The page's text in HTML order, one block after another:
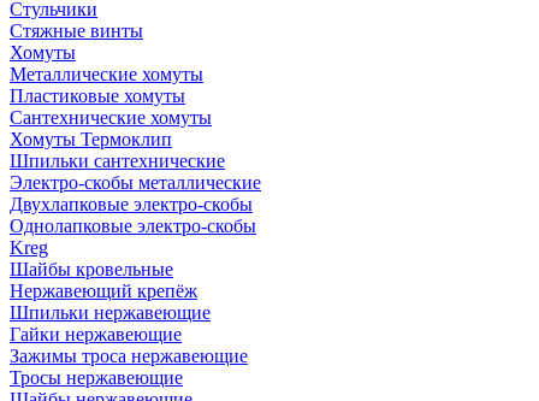
Стульчики
Стяжные винты
Хомуты
Металлические хомуты
Пластиковые хомуты
Сантехнические хомуты
Хомуты Термоклип
Шпильки сантехнические
Электро-скобы металлические
Двухлапковые электро-скобы
Однолапковые электро-скобы
Kreg
Шайбы кровельные
Нержавеющий крепёж
Шпильки нержавеющие
Гайки нержавеющие
Зажимы троса нержавеющие
Тросы нержавеющие